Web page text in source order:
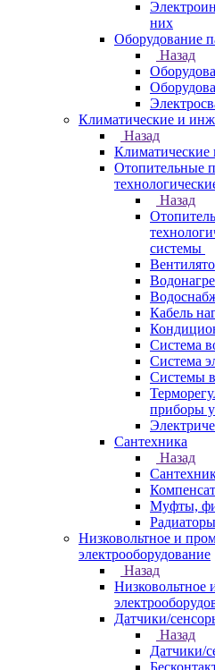
них
Оборудование
Назад
Климатические и
Назад
Отопительные
Назад
системы
Кабель
Система
Система
Системы
приборы
Сантехника
Назад
Муфты,
Низковольтное и
электрооборудование
Назад
Датчики/
Назад
Датчики/